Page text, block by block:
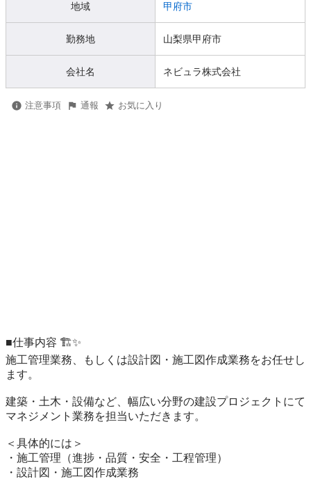
地域 甲府市
勤務地 山梨県甲府市
会社名 ネビュラ株式会社
注意事項 通報 お気に入り
■仕事内容 🏗️✨
施工管理業務、もしくは設計図・施工図作成業務をお任せし
ます。
建築・土木・設備など、幅広い分野の建設プロジェクトにて
マネジメント業務を担当いただきます。
＜具体的には＞
・施工管理（進捗・品質・安全・工程管理）
・設計図・施工図作成業務